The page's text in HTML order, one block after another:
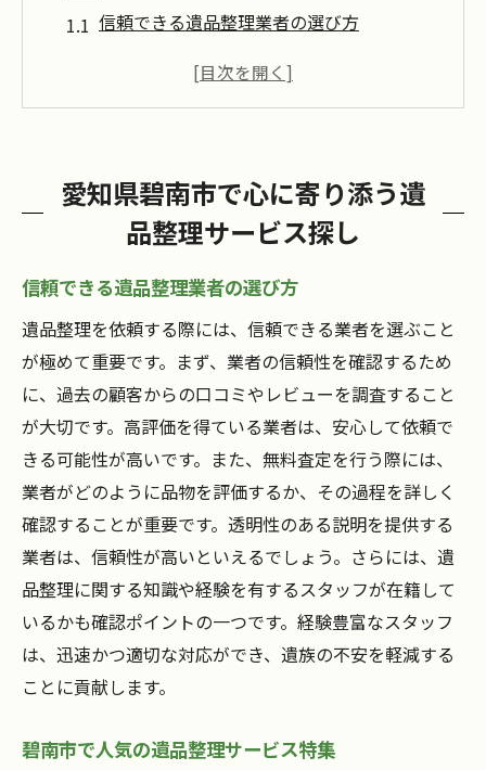
信頼できる遺品整理業者の選び方
碧南市で人気の遺品整理サービス特集
地域密着型の遺品整理サービスの魅力
遺族の心を軽くする愛知県碧南市の遺品整理の
流れ
遺族の負担を軽減するサービス内容
遺品整理のプロセスを徹底解説
遺品整理の費用とその内訳について
思い出を大切にするための整理術
遺品整理後の手続きまでの流れ
遺品整理で重要な思い出の保護愛知県碧南市版
思い出を保護するための遺品整理の工夫
大切な品々の保管方法とは
遺族とのコミュニケーションの大切さ
思い出を新たに生かす方法
思い出を尊重した遺品整理の実例
愛知県碧南市で心に寄り添う遺
品整理サービス探し
信頼できる遺品整理業者の選び方
遺品整理を依頼する際には、信頼できる業者を選ぶこと
が極めて重要です。まず、業者の信頼性を確認するため
に、過去の顧客からの口コミやレビューを調査すること
が大切です。高評価を得ている業者は、安心して依頼で
きる可能性が高いです。また、無料査定を行う際には、
業者がどのように品物を評価するか、その過程を詳しく
確認することが重要です。透明性のある説明を提供する
業者は、信頼性が高いといえるでしょう。さらには、遺
品整理に関する知識や経験を有するスタッフが在籍して
いるかも確認ポイントの一つです。経験豊富なスタッフ
は、迅速かつ適切な対応ができ、遺族の不安を軽減する
ことに貢献します。
碧南市で人気の遺品整理サービス特集